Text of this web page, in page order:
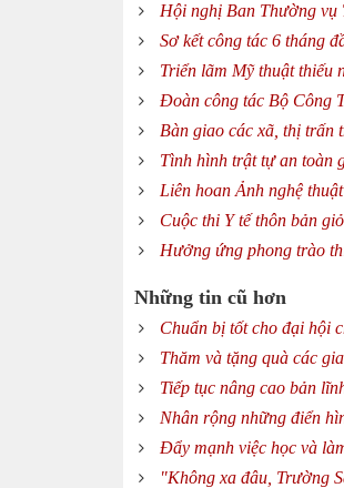
Hội nghị Ban Thường vụ
Sơ kết công tác 6 tháng
Triển lãm Mỹ thuật thiếu
Đoàn công tác Bộ Công
Bàn giao các xã, thị trấn
Tình hình trật tự an toàn
Liên hoan Ảnh nghệ
Cuộc thi Y tế thôn bản
Hưởng ứng phong trào
Những tin cũ hơn
Chuẩn bị tốt cho đại hội
Thăm và tặng quà các
Tiếp tục nâng cao bản
Nhân rộng những điển
Đẩy mạnh việc học và
"Không xa đâu, Trường